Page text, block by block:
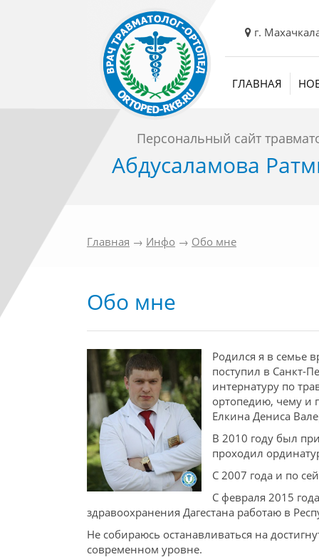
г.
ГЛАВНАЯ
Персональный сайт
Абдусаламова
Главная → Инфо → Обо мне
Обо мне
Родился я в семье
поступил в Санкт-
интернатуру по
ортопедию, чему и
Елкина Дениса
В 2010 году был
проходил
С 2007 года и по
С февраля 2015
здравоохранения Дагестана работаю в
Не собираюсь останавливаться на
современном уровне.